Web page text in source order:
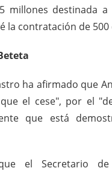
millones destinada a
la contratación de 500
ha afirmado que
el cese", por el
que está
el Secretario